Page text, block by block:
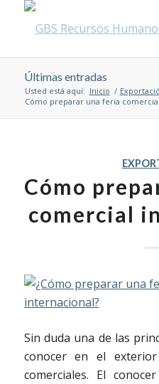
Últimas entradas
Usted está aquí: Inicio /
Cómo preparar una feria
Cómo
comercial
Sin duda una de las
conocer en el
comerciales. El